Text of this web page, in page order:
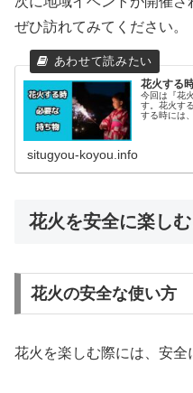
ぜひ訪れてみてください。
花火する
今回は『花
す。花火す
する時には
situgyou-koyou.info
花火を安全に楽し
花火の安全な使い方
花火を楽しむ際には、安全